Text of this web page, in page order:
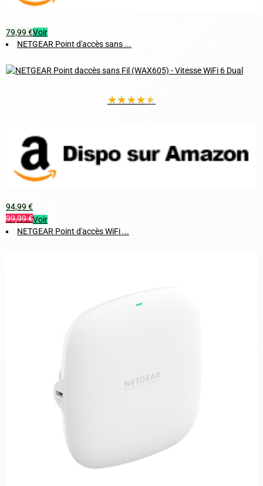
79,99 €Voir
NETGEAR Point d'accès sans ...
★★★★★
94,99 €
99,99 €Voir
NETGEAR Point d'accès WiFi ...